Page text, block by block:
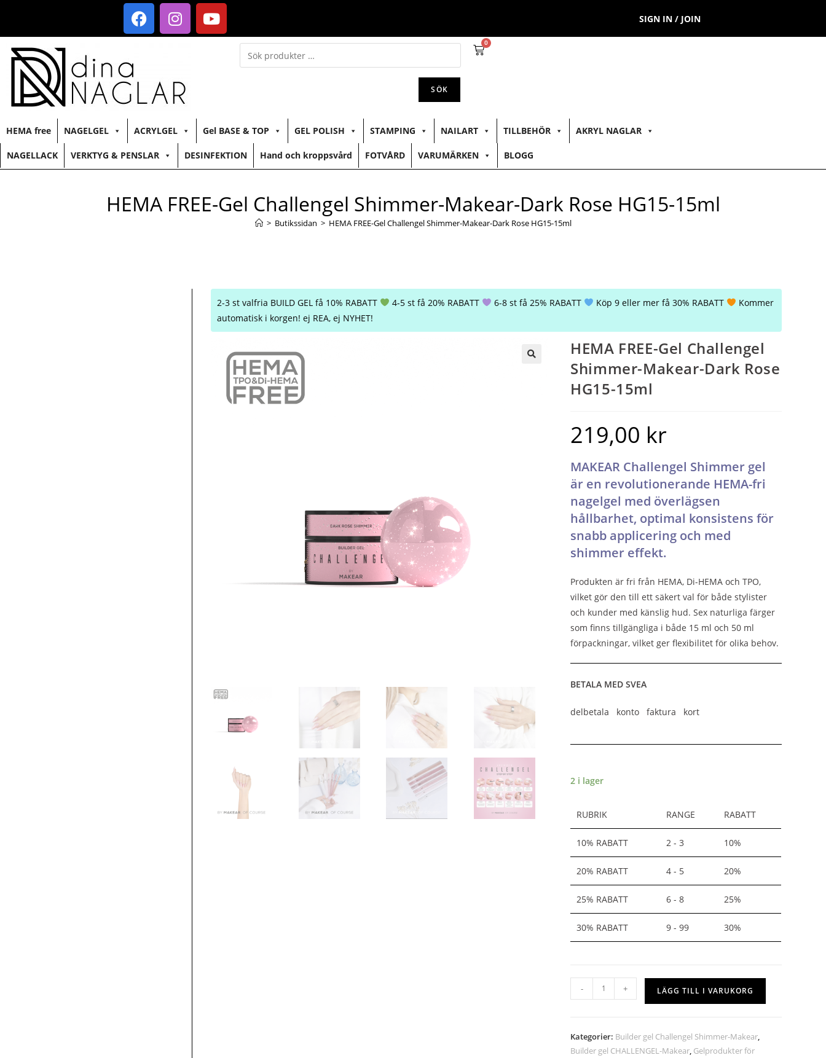
SIGN IN / JOIN
SÖK
0
HEMA free NAGELGEL ACRYLGEL Gel BASE & TOP GEL POLISH STAMPING NAILART TILLBEHÖR AKRYL NAGLAR
NAGELLACK VERKTYG & PENSLAR DESINFEKTION Hand och kroppsvård FOTVÅRD VARUMÄRKEN BLOGG
HEMA FREE-Gel Challengel Shimmer-Makear-Dark Rose HG15-15ml
> Butikssidan > HEMA FREE-Gel Challengel Shimmer-Makear-Dark Rose HG15-15ml
2-3 st valfria BUILD GEL få 10% RABATT 4-5 st få 20% RABATT 6-8 st få 25% RABATT Köp 9 eller mer få 30% RABATT
Kommer
automatisk i korgen! ej REA, ej NYHET!
HEMA FREE-Gel Challengel
Shimmer-Makear-Dark Rose
HG15-15ml
219,00 kr
MAKEAR Challengel Shimmer gel
är en revolutionerande HEMA-fri
nagelgel med överlägsen
hållbarhet, optimal konsistens för
snabb applicering och med
shimmer effekt.
Produkten är fri från HEMA, Di-HEMA och TPO,
vilket gör den till ett säkert val för både stylister
och kunder med känslig hud. Sex naturliga färger
som finns tillgängliga i både 15 ml och 50 ml
förpackningar, vilket ger flexibilitet för olika behov.
BETALA MED SVEA
delbetala konto faktura kort
2 i lager
RUBRIK RANGE RABATT
10% RABATT 2 - 3 10%
20% RABATT 4 - 5 20%
25% RABATT 6 - 8 25%
30% RABATT 9 - 99 30%
- + LÄGG TILL I VARUKORG
Kategorier: Builder gel Challengel Shimmer-Makear,
Builder gel CHALLENGEL-Makear, Gelprodukter för